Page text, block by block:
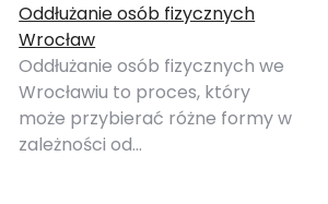
Oddłużanie osób fizycznych
Wrocław
Oddłużanie osób fizycznych we
Wrocławiu to proces, który
może przybierać różne formy w
zależności od…